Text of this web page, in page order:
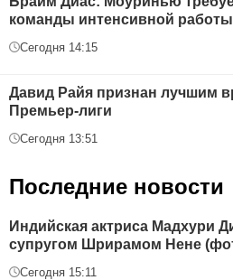
команды интенсивной работы
Сегодня 14:15
Давид Райя признан лучшим
Премьер-лиги
Сегодня 13:51
Последние новости
Индийская актриса Мадхури
супругом Шрирамом Нене
Сегодня 15:11